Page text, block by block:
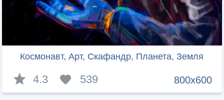
Космонавт, Арт, Скафандр, Планета, Земля
800x600
4.3 539